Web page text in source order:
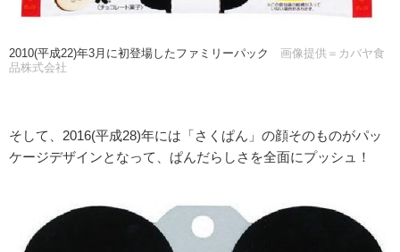
2010(平成22)年3月に初登場したファミリーパック
画像提供＝カバヤ食
品株式会社
そして、2016(平成28)年には「さくぱん」の顔そのものがパッ
ケージデザインとなって、ぱんだらしさを全面にプッシュ！